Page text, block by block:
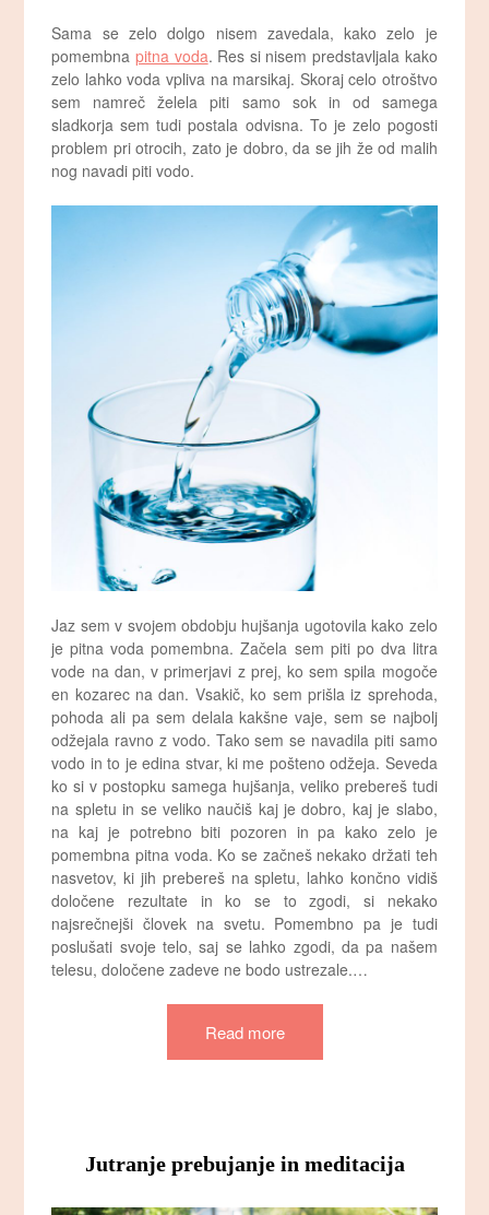
Sama se zelo dolgo nisem zavedala, kako zelo je
pomembnapitna voda. Res si nisem predstavljala kako
zelo lahko voda vpliva na marsikaj. Skoraj celo otroštvo
sem namreč želela piti samo sok in od samega
sladkorja sem tudi postala odvisna. To je zelo pogosti
problem pri otrocih, zato je dobro, da se jih že od malih
nog navadi piti vodo.
Jaz sem v svojem obdobju hujšanja ugotovila kako zelo
je pitna voda pomembna. Začela sem piti po dva litra
vode na dan, v primerjavi z prej, ko sem spila mogoče
en kozarec na dan. Vsakič, ko sem prišla iz sprehoda,
pohoda ali pa sem delala kakšne vaje, sem se najbolj
odžejala ravno z vodo. Tako sem se navadila piti samo
vodo in to je edina stvar, ki me pošteno odžeja. Seveda
ko si v postopku samega hujšanja, veliko prebereš tudi
na spletu in se veliko naučiš kaj je dobro, kaj je slabo,
na kaj je potrebno biti pozoren in pa kako zelo je
pomembna pitna voda. Ko se začneš nekako držati teh
nasvetov, ki jih prebereš na spletu, lahko končno vidiš
določene rezultate in ko se to zgodi, si nekako
najsrečnejši človek na svetu. Pomembno pa je tudi
poslušati svoje telo, saj se lahko zgodi, da pa našem
telesu, določene zadeve ne bodo ustrezale.…
Read more
Jutranje prebujanje in meditacija